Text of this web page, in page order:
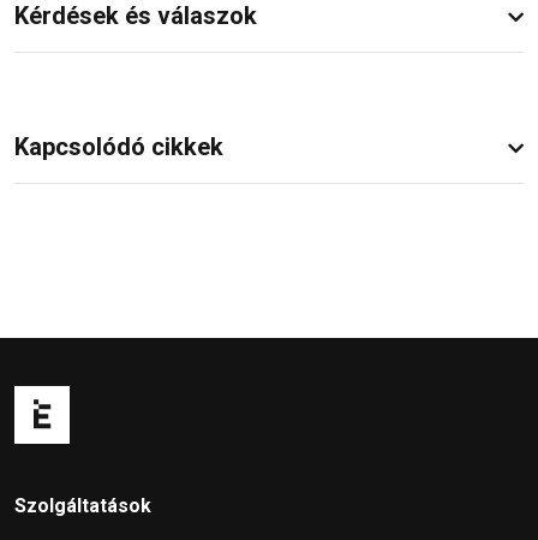
Kérdések és válaszok
Kapcsolódó cikkek
Szolgáltatások